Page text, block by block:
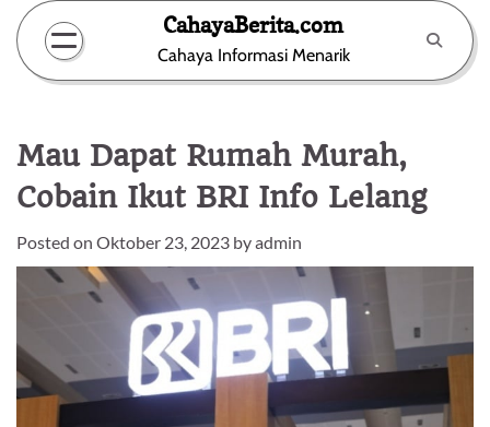
Skip
content
CahayaBerita.com
Cahaya Informasi Menarik
Mau Dapat Rumah Murah,
Cobain Ikut BRI Info Lelang
Posted on Oktober 23, 2023 byadmin